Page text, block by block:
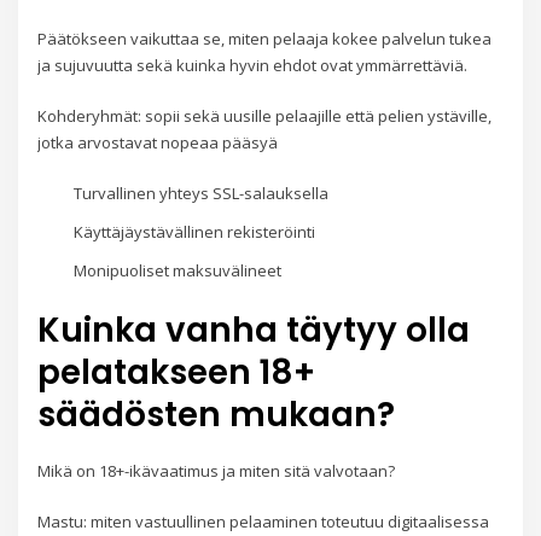
Päätökseen vaikuttaa se, miten pelaaja kokee palvelun tukea
ja sujuvuutta sekä kuinka hyvin ehdot ovat ymmärrettäviä.
Kohderyhmät: sopii sekä uusille pelaajille että pelien ystäville,
jotka arvostavat nopeaa pääsyä
Turvallinen yhteys SSL-salauksella
Käyttäjäystävällinen rekisteröinti
Monipuoliset maksuvälineet
Kuinka vanha täytyy olla
pelatakseen 18+
säädösten mukaan?
Mikä on 18+-ikävaatimus ja miten sitä valvotaan?
Mastu: miten vastuullinen pelaaminen toteutuu digitaalisessa